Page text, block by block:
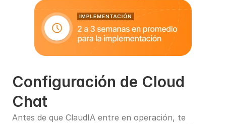
Configuración de Cloud
Chat
Antes de que ClaudIA entre en operación, te